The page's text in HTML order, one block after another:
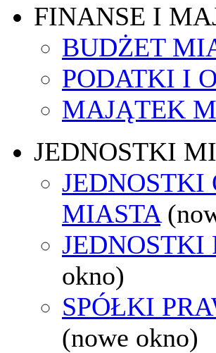
FINANSE I
BUDŻET
PODATKI I
MAJĄTEK
JEDNOSTKI
JEDNOSTKI
MIASTA
JEDNOSTKI
okno)
SPÓŁKI
(nowe okno)